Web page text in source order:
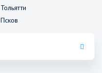
Тольятти
Псков